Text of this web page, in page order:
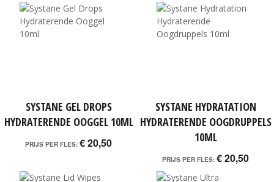
SYSTANE GEL DROPS
HYDRATERENDE OOGGEL 10ML
PRIJS PER FLES: € 20,50
SYSTANE HYDRATATION
HYDRATERENDE OOGDRUPPELS
10ML
PRIJS PER FLES: € 20,50